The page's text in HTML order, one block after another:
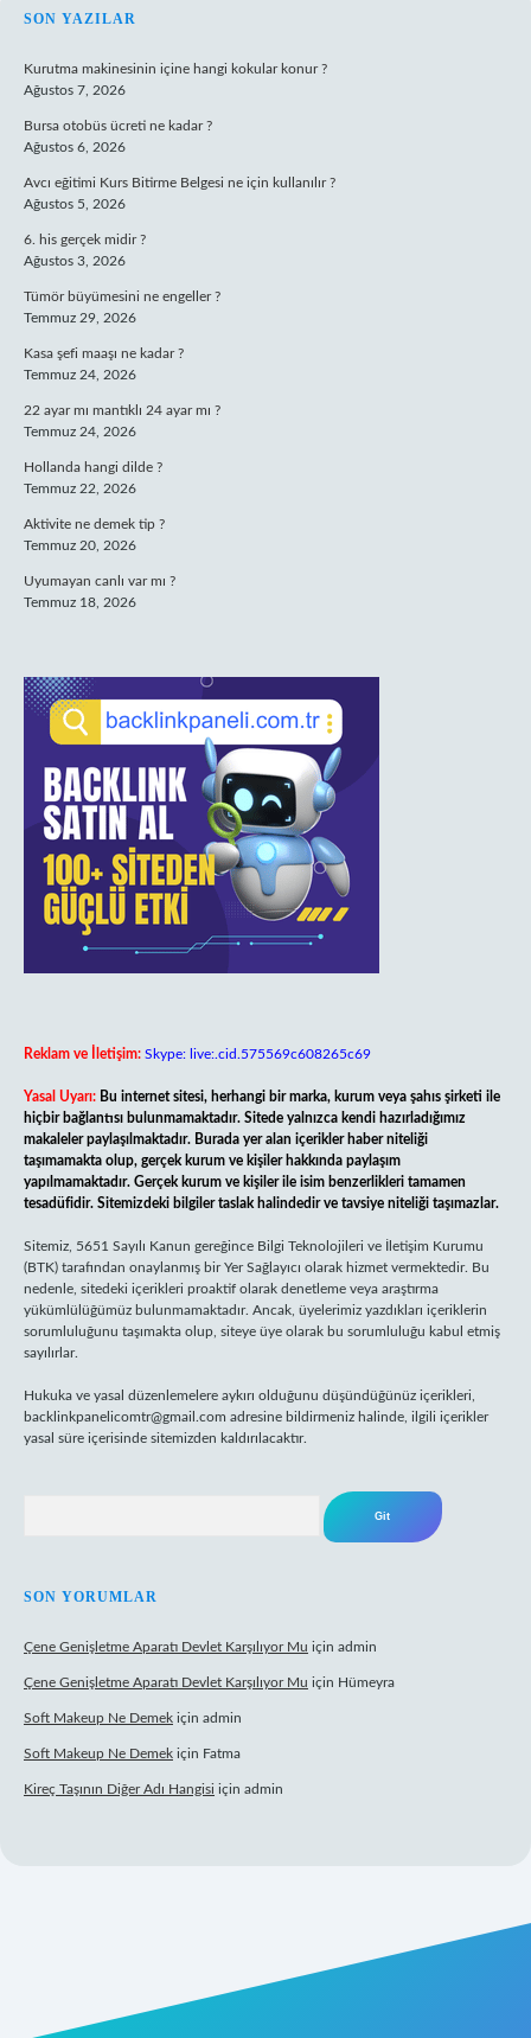
SIDEBAR
SON YAZILAR
Kurutma makinesinin içine hangi kokular konur ?
Ağustos 7, 2026
Bursa otobüs ücreti ne kadar ?
Ağustos 6, 2026
Avcı eğitimi Kurs Bitirme Belgesi ne için kullanılır ?
Ağustos 5, 2026
6. his gerçek midir ?
Ağustos 3, 2026
Tümör büyümesini ne engeller ?
Temmuz 29, 2026
Kasa şefi maaşı ne kadar ?
Temmuz 24, 2026
22 ayar mı mantıklı 24 ayar mı ?
Temmuz 24, 2026
Hollanda hangi dilde ?
Temmuz 22, 2026
Aktivite ne demek tip ?
Temmuz 20, 2026
Uyumayan canlı var mı ?
Temmuz 18, 2026
Reklam ve İletişim: Skype: live:.cid.575569c608265c69
Yasal Uyarı: Bu internet sitesi, herhangi bir marka, kurum veya şahıs şirketi ile
hiçbir bağlantısı bulunmamaktadır. Sitede yalnızca kendi hazırladığımız
makaleler paylaşılmaktadır. Burada yer alan içerikler haber niteliği
taşımamakta olup, gerçek kurum ve kişiler hakkında paylaşım
yapılmamaktadır. Gerçek kurum ve kişiler ile isim benzerlikleri tamamen
tesadüfidir. Sitemizdeki bilgiler taslak halindedir ve tavsiye niteliği taşımazlar.
Sitemiz, 5651 Sayılı Kanun gereğince Bilgi Teknolojileri ve İletişim Kurumu
(BTK) tarafından onaylanmış bir Yer Sağlayıcı olarak hizmet vermektedir. Bu
nedenle, sitedeki içerikleri proaktif olarak denetleme veya araştırma
yükümlülüğümüz bulunmamaktadır. Ancak, üyelerimiz yazdıkları içeriklerin
sorumluluğunu taşımakta olup, siteye üye olarak bu sorumluluğu kabul etmiş
sayılırlar.
Hukuka ve yasal düzenlemelere aykırı olduğunu düşündüğünüz içerikleri,
backlinkpanelicomtr@gmail.com adresine bildirmeniz halinde, ilgili içerikler
yasal süre içerisinde sitemizden kaldırılacaktır.
SON YORUMLAR
Çene Genişletme Aparatı Devlet Karşılıyor Mu için admin
Çene Genişletme Aparatı Devlet Karşılıyor Mu için Hümeyra
Soft Makeup Ne Demek için admin
Soft Makeup Ne Demek için Fatma
Kireç Taşının Diğer Adı Hangisi için admin